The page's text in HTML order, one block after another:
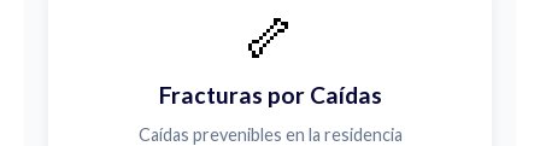
🦴
Fracturas por Caídas
Caídas prevenibles en la residencia